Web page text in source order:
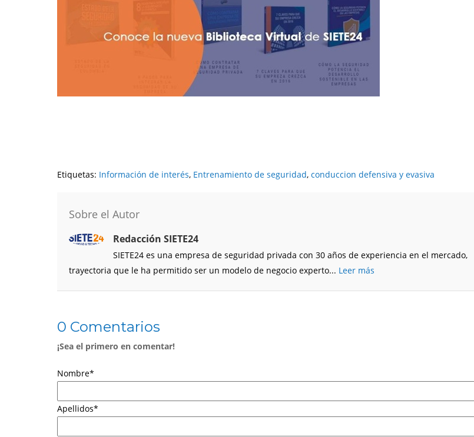
Etiquetas: Información de interés, Entrenamiento de seguridad, conduccion defensiva y evasiva
Sobre el Autor
Redacción SIETE24
SIETE24 es una empresa de seguridad privada con 30 años de experiencia en el mercado,
trayectoria que le ha permitido ser un modelo de negocio experto... Leer más
0 Comentarios
¡Sea el primero en comentar!
Nombre*
Apellidos*